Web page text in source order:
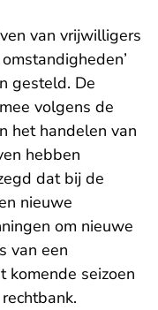
van vrijwilligers
gesteld. De
volgens de
het handelen van
hebben
dat bij de
nieuwe
om nieuwe
van een
komende seizoen